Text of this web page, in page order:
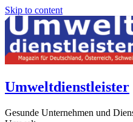
Skip to content
Umweltdienstleister
Gesunde Unternehmen und